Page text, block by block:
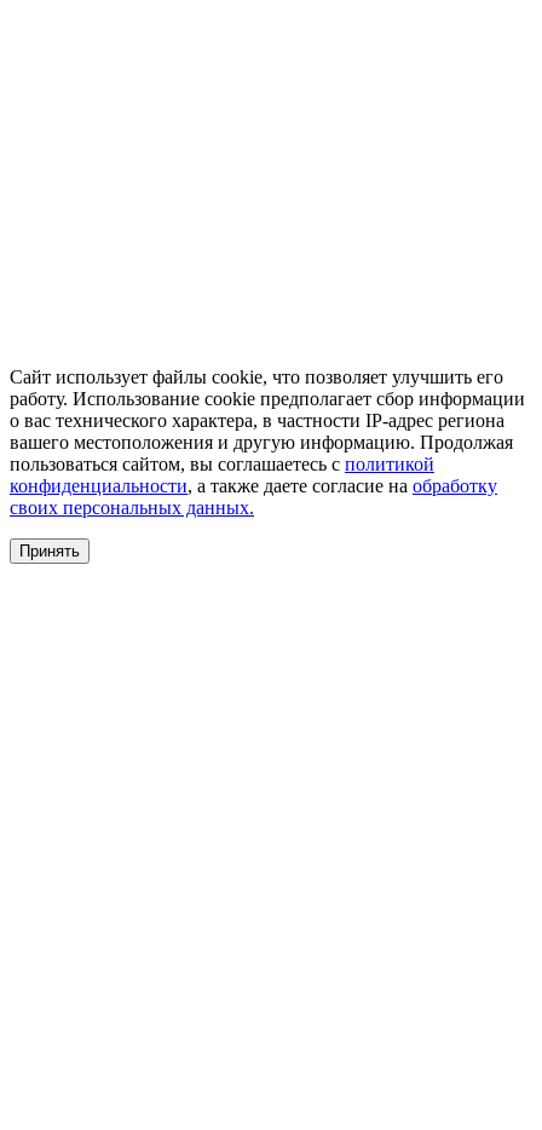
Сайт использует файлы cookie, что позволяет улучшить его
работу. Использование cookie предполагает сбор информации
о вас технического характера, в частности IP-адрес региона
вашего местоположения и другую информацию. Продолжая
пользоваться сайтом, вы соглашаетесь с политикой
конфиденциальности, а также даете согласие на обработку
своих персональных данных.
Принять